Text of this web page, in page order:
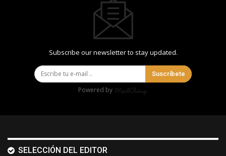
Subscribe our newsletter to stay updated.
Suscríbete
Powered by
SELECCIÓN DEL EDITOR